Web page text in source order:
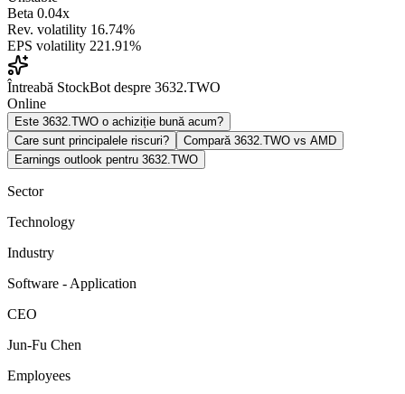
Beta 0.04x
Rev. volatility 16.74%
EPS volatility 221.91%
Întreabă StockBot despre 3632.TWO
Online
Este 3632.TWO o achiziție bună acum?
Care sunt principalele riscuri?
Compară 3632.TWO vs AMD
Earnings outlook pentru 3632.TWO
Sector
Technology
Industry
Software - Application
CEO
Jun-Fu Chen
Employees